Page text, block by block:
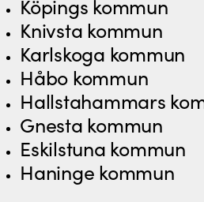
Köpings kommun
Knivsta kommun
Karlskoga kommun
Håbo kommun
Hallstahammars
Gnesta kommun
Eskilstuna kommun
Haninge kommun